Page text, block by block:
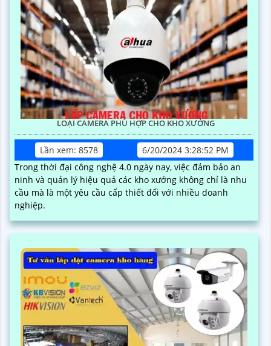
LOẠI CAMERA PHÙ HỢP CHO KHO XƯỞNG
Lần xem: 8578
6/20/2024 3:28:52 PM
Trong thời đại công nghệ 4.0 ngày nay, việc đảm bảo an
ninh và quản lý hiệu quả các kho xưởng không chỉ là nhu
cầu mà là một yêu cầu cấp thiết đối với nhiều doanh
nghiệp.